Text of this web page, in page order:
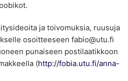
ja toivomuksia, ruusuja
osoitteeseen fabio@utu.fi
punaiseen postilaatikkoon
(http://fobia.utu.fi/anna-